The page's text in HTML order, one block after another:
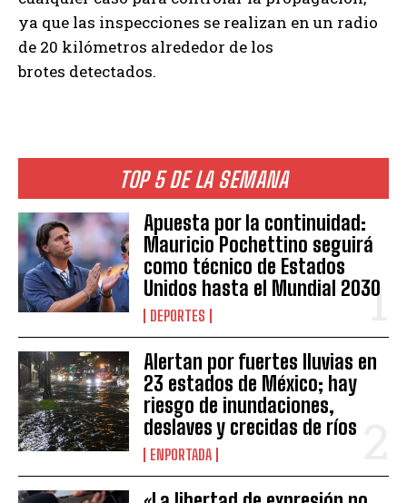
TOP 5 DE LA SEMANA
Apuesta por la continuidad:
Mauricio Pochettino seguirá
como técnico de Estados
Unidos hasta el Mundial 2030
DEPORTES
Alertan por fuertes lluvias en
23 estados de México; hay
riesgo de inundaciones,
deslaves y crecidas de ríos
ENPORTADA
ya que las inspecciones se realizan en un radio
de 20 kilómetros alrededor de los
brotes detectados.